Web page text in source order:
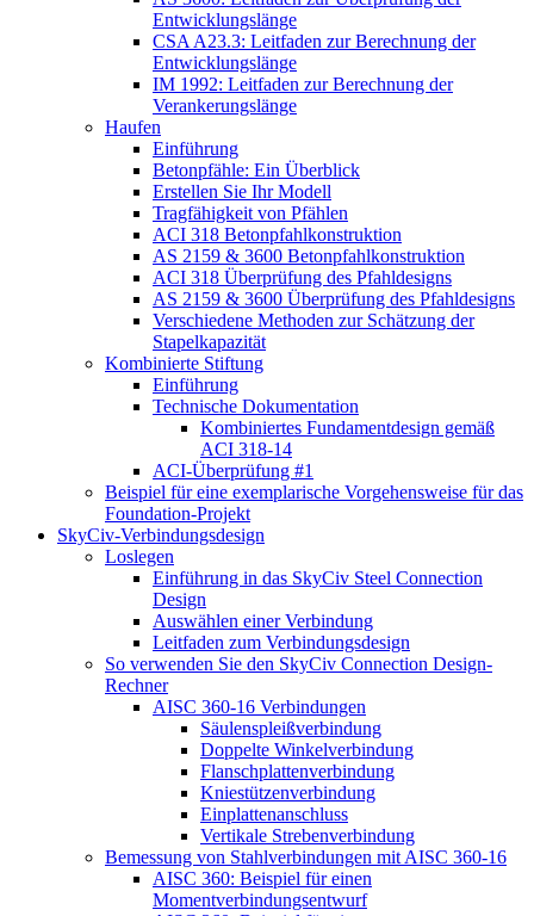
Entwicklungslänge
CSA A23.3: Leitfaden zur Berechnung der
Entwicklungslänge
IM 1992: Leitfaden zur Berechnung der
Verankerungslänge
Haufen
Einführung
Betonpfähle: Ein Überblick
Erstellen Sie Ihr Modell
Tragfähigkeit von Pfählen
ACI 318 Betonpfahlkonstruktion
AS 2159 & 3600 Betonpfahlkonstruktion
ACI 318 Überprüfung des Pfahldesigns
AS 2159 & 3600 Überprüfung des Pfahldesigns
Verschiedene Methoden zur Schätzung der
Stapelkapazität
Kombinierte Stiftung
Einführung
Technische Dokumentation
Kombiniertes Fundamentdesign gemäß
ACI 318-14
ACI-Überprüfung #1
Beispiel für eine exemplarische Vorgehensweise für das
Foundation-Projekt
SkyCiv-Verbindungsdesign
Loslegen
Einführung in das SkyCiv Steel Connection
Design
Auswählen einer Verbindung
Leitfaden zum Verbindungsdesign
So verwenden Sie den SkyCiv Connection Design-
Rechner
AISC 360-16 Verbindungen
Säulenspleißverbindung
Doppelte Winkelverbindung
Flanschplattenverbindung
Kniestützenverbindung
Einplattenanschluss
Vertikale Strebenverbindung
Bemessung von Stahlverbindungen mit AISC 360-16
AISC 360: Beispiel für einen
Momentverbindungsentwurf